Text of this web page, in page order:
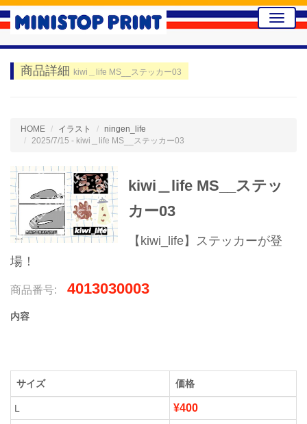
Toggle
商品詳細 kiwi＿life MS__ステッカー03
HOME イラスト
ningen_life
2025/7/15 - kiwi＿life MS__ステッカー03
kiwi＿life MS__ステッ
カー03
【kiwi_life】ステッカーが登
場！
商品番号: 4013030003
内容
サイズ 価格
L ¥400